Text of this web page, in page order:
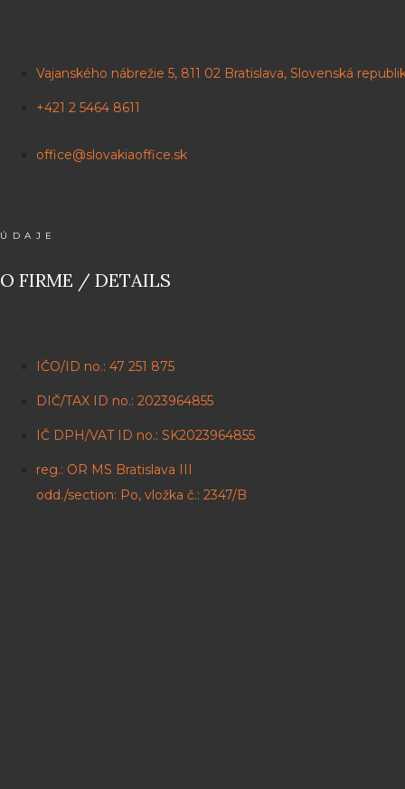
Vajanského nábrežie 5, 811 02 Bratislava, Slovenská
+421 2 5464 8611
office@slovakiaoffice.sk
ÚDAJE
O FIRME / DETAILS
IČO/ID no.: 47 251 875
DIČ/TAX ID no.: 2023964855
IČ DPH/VAT ID no.: SK2023964855
reg.: OR MS Bratislava III
odd./section: Po, vložka č.: 2347/B